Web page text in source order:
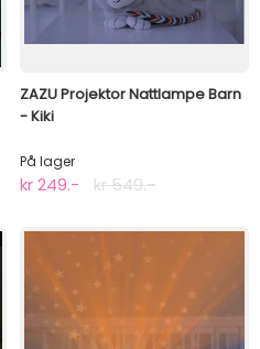
ZAZU Projektor Nattlampe Barn
- Kiki
På lager
kr 249.- kr 549.-